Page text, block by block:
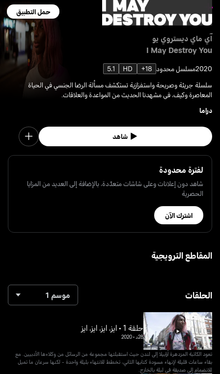
حمل التطبيق
آي ماي ديستروي يو
I May Destroy You
2020مسلسل محدود 18+
HD
5.1
سلسلة جريئة وصريحة واستفزازية تستكشف مسألة الرضا الجنسي في الحياة
المعاصرة وكيف، في مشهدنا الحديث من المواعدة والعلاقات.
دراما
شاهد
لفترة محدودة
شاهد دون إعلانات وعلى شاشات متعدّدة، بالإضافة إلى العديد من المزايا
الحصرية
اشترك الآن
المقاطع الترويجية
الحلقات موسم 1
حلقة 1 • ايز، ايز، ايز، ايز
28د •
2020
تعود الكاتبة المزدهرة أرابيلا إلى لندن حيث استقبلتها مجموعة من الرسائل من وكلاءها الأدبيين. مع
بقاء ساعات قليلة لإنهاء مسودة كتابها الثاني، تخطط للانتهاء بليلة واحدة - لكنها سرعان ما تميل
للانضمام إلى صديقة في ليلة بالخارج.